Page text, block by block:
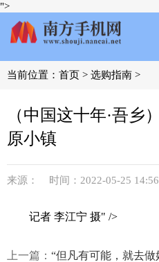
">
当前位置： 首页 > 选购指南 >
（中国这十年·吾乡
原小镇
来源： 时间：2022-05-25
记者 李江宁 摄" />
上一篇： “但凡有可能，就去做